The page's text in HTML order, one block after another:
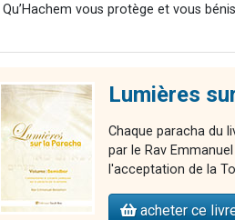
Qu’Hachem vous protège et vous
Lumières
Chaque paracha du
par le Rav
l'acceptation de la
acheter ce